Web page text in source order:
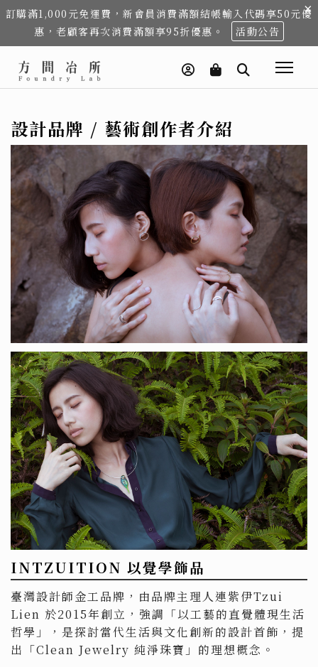
×
訂購滿1,000元免運費，新會員消費滿額結帳輸入代碼享50元優
惠，老顧客再次消費滿額享95折優惠。
活動公告
設計品牌 / 藝術創作者介紹
INTZUITION 以覺學飾品
臺灣設計師金工品牌，由品牌主理人連紫伊Tzui
Lien 於2015年創立，強調「以工藝的直覺體現生活
哲學」，是探討當代生活與文化創新的設計首飾，提
出「Clean Jewelry 純淨珠寶」的理想概念。